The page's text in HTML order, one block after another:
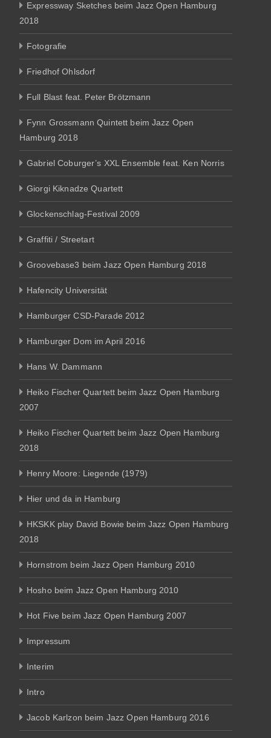
Expressway Sketches beim Jazz Open Hamburg
2018
Fotografie
Friedhof Ohlsdorf
Full Blast feat. Peter Brötzmann
Fynn Grossmann Quintett beim Jazz Open
Hamburg 2018
Gabriel Coburger’s XXL Ensemble feat. Ken Norris
Giorgi Kiknadze Quartett
Glockenschlag-Festival 2009
Graffiti / Streetart
Groovebase3 beim Jazz Open Hamburg 2018
Hafencity Universität
Hamburger CSD-Parade 2012
Hamburger Dom im April 2016
Hans W. Dammann
Heiko Fischer Quartett beim Jazz Open Hamburg
2007
Heiko Fischer Quartett beim Jazz Open Hamburg
2018
Henry Moore: Liegende (1979)
Hier und da in Hamburg
HKSKK play David Bowie beim Jazz Open Hamburg
2018
Hornstrom beim Jazz Open Hamburg 2010
Hosho beim Jazz Open Hamburg 2010
Hot Five beim Jazz Open Hamburg 2007
Impressum
Interim
Intro
Jacob Karlzon beim Jazz Open Hamburg 2016